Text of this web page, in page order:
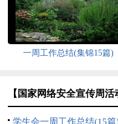
一周工作总结(集锦15篇)
【国家网络安全宣传周
学生会一周工作总结(15篇